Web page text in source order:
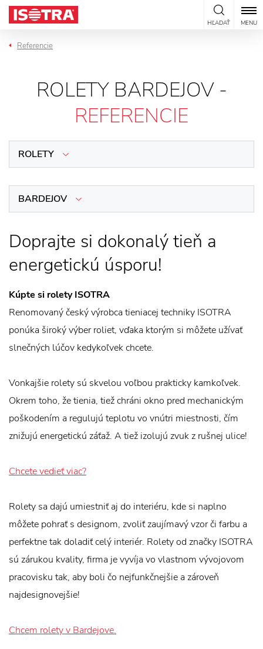
Preskočiť na obsah
HĽADAŤ MENU
Referencie
ROLETY BARDEJOV -
REFERENCIE
ROLETY
BARDEJOV
Doprajte si dokonalý tieň a
energetickú úsporu!
Kúpte si rolety ISOTRA
Renomovaný český výrobca tieniacej techniky ISOTRA
ponúka široký výber roliet, vďaka ktorým si môžete užívať
slnečných lúčov kedykoľvek chcete.
Vonkajšie rolety sú skvelou voľbou prakticky kamkoľvek.
Okrem toho, že tienia, tiež chráni okno pred mechanickým
poškodením a regulujú teplotu vo vnútri miestnosti, čím
znižujú energetickú záťaž. A tiež izolujú zvuk z rušnej ulice!
Chcete vedieť viac?
Rolety sa dajú umiestniť aj do interiéru, kde si naplno
môžete pohrať s designom, zvoliť zaujímavý vzor či farbu a
perfektne tak doladiť celý interiér. Rolety od značky ISOTRA
sú zárukou kvality, firma je vyvíja vo vlastnom vývojovom
pracovisku tak, aby boli čo nejfunkčnejšie a zároveň
najdesignovejšie!
Chcem rolety v Bardejove.